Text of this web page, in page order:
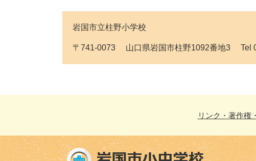
岩国市立柱野小学校
〒741-0073 山口県岩国市柱野1092番地3 Tel
リンク・著作権